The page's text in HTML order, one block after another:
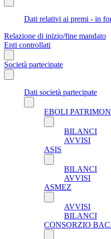
Dati relativi ai premi - in
Relazione di inizio/fine mandato
Enti controllati
Società partecipate
Dati società partecipate
EBOLI
BILANCI
AVVISI
ASIS
BILANCI
AVVISI
ASMEZ
AVVISI
BILANCI
CONSORZIO